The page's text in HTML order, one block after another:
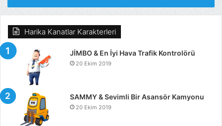
Harika Kanatlar Karakterleri
JİMBO & En İyi Hava Trafik Kontrolörü
20 Ekim 2019
SAMMY & Sevimli Bir Asansör Kamyonu
20 Ekim 2019